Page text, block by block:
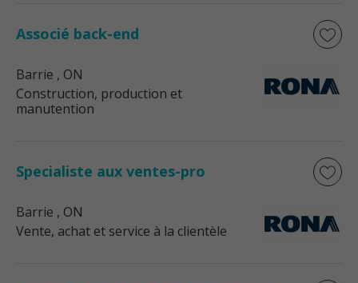
Associé back-end
Barrie , ON
Construction, production et
manutention
Specialiste aux ventes-pro
Barrie , ON
Vente, achat et service à la clientèle